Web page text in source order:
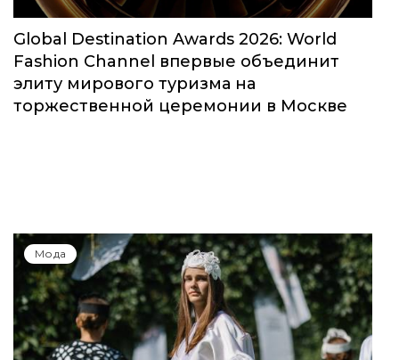
Global Destination Awards 2026: World
Fashion Channel впервые объединит
элиту мирового туризма на
торжественной церемонии в Москве
Мода